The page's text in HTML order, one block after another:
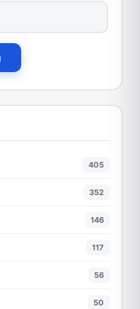
405
352
146
117
56
50